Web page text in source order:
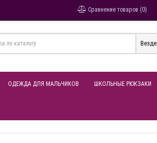
Сравнение товаров (0)
Везде
ОДЕЖДА ДЛЯ МАЛЬЧИКОВ ШКОЛЬНЫЕ РЮКЗАКИ